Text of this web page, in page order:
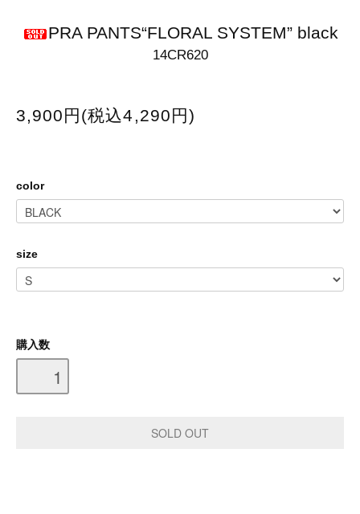
PRA PANTS“FLORAL SYSTEM” black
14CR620
3,900円(税込4,290円)
color
size
購入数